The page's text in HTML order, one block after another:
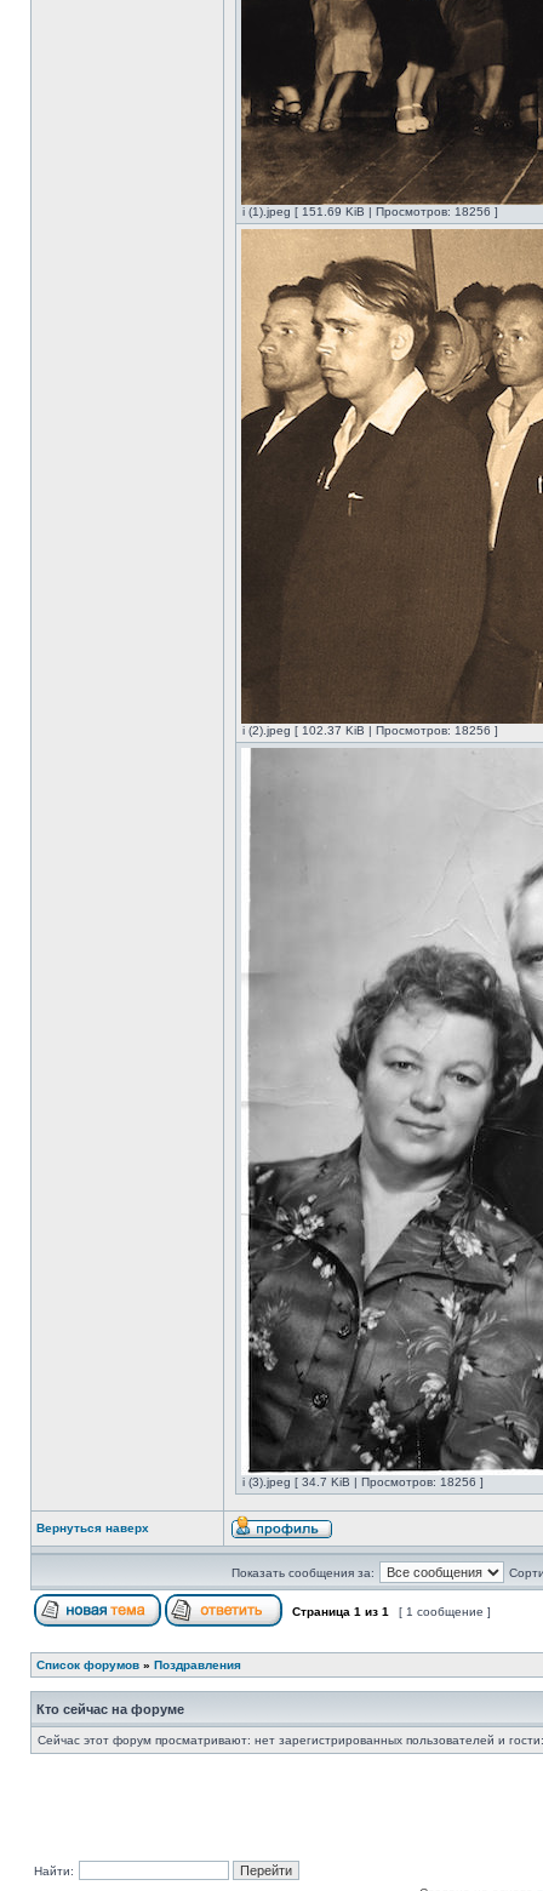
i (1).jpeg [ 151.69 KiB | Просмотров: 18256 ]
i (2).jpeg [ 102.37 KiB | Просмотров: 18256 ]
i (3).jpeg [ 34.7 KiB | Просмотров: 18256 ]
Вернуться наверх
Показать сообщения за:
Страница 1 из 1 [ 1 сообщение ]
Список форумов » Поздравления
Кто сейчас на форуме
Сейчас этот форум просматривают: нет зарегистрированных пользователей и
Найти: